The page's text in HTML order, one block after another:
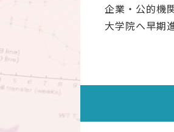
企業・公的機
大学院へ早期